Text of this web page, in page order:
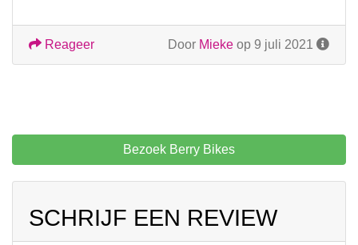
Door Mieke op 9 juli 2021
Reageer
Bezoek Berry Bikes
SCHRIJF EEN REVIEW